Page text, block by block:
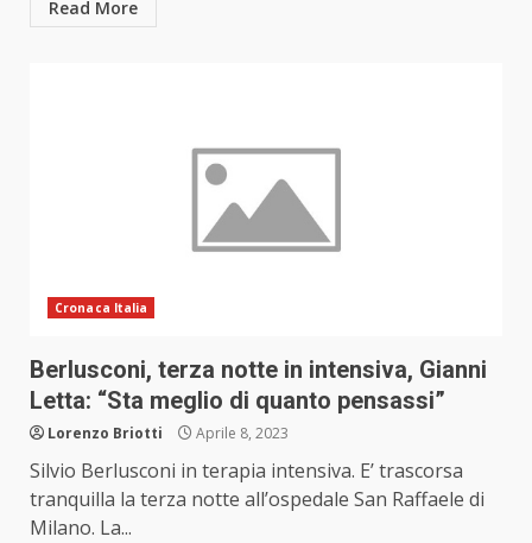
Read More
Cronaca Italia
Berlusconi, terza notte in intensiva, Gianni
Letta: “Sta meglio di quanto pensassi”
Lorenzo Briotti Aprile 8, 2023
Silvio Berlusconi in terapia intensiva. E’ trascorsa
tranquilla la terza notte all’ospedale San Raffaele di
Milano. La...